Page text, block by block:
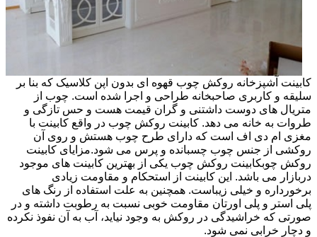
کابینت آشپزخانه روکش چوب قهوه ای بدون اپن کلاسیک که بنا بر
سلیقه و کاربری صاحبخانه طراحی و اجرا شده است. چوب از
متریال های دوست داشتنی و گران قیمت هست و حس تازگی و
طروات به خانه می دهد. کابینت روکش چوب در واقع کابینت با
مغزی ام دی اف است که دارای طرح چوب هستش و روی آن
روکشی از جنس چوب چسبانده و پرس می شود.مزایای کابینت
روکش چوبکابینت روکش چوب یکی از بهترین کابینت های موجود
دربازار می باشد. این کابینت از استحکام و مقاومت زیادی
برخورداره و خیلی زیباست. همچنین به علت استفاده از رنگ های
پلی استر و پلی اورتان مقاومت خوبی نسبت به رطوبت داشته و در
صورتی که خراشیدگی در روکش به وجود نیاید، آب به آن نفوذ نکرده
و دچار خرابی نمی شود.